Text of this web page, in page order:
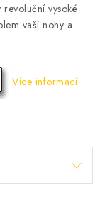
revoluční vysoké
vaší nohy a
Více informací